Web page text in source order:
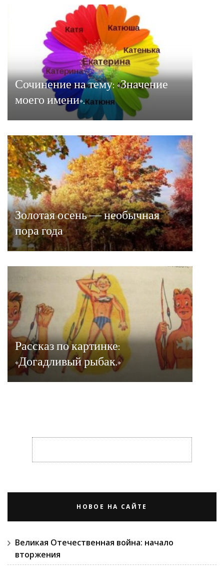
Сочинение на тему: «Значение
моего имени».
Золотая осень — необычная
пора года
Рассказ по картинке:
«Догадливый рыбак.»
НОВОЕ НА САЙТЕ
Великая Отечественная война: начало
вторжения